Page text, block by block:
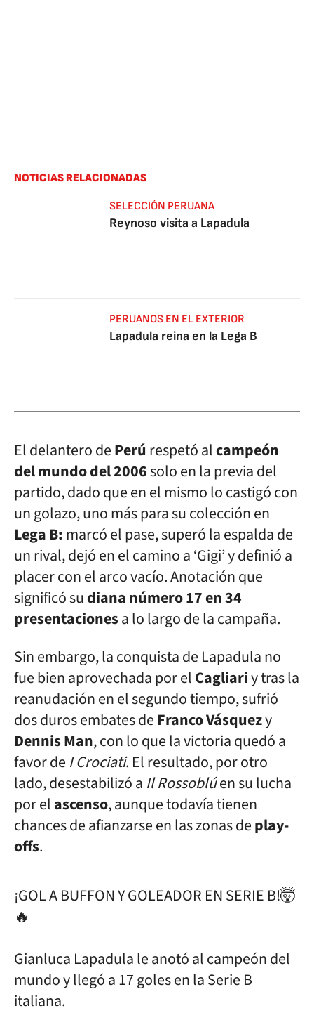
NOTICIAS RELACIONADAS
SELECCIÓN PERUANA
Reynoso visita a Lapadula
PERUANOS EN EL EXTERIOR
Lapadula reina en la Lega B
El delantero dePerú respetó alcampeón
del mundo del 2006solo en la previa del
partido, dado que en el mismo lo castigó con
un golazo, uno más para su colección en
Lega B:marcó el pase, superó la espalda de
un rival, dejó en el camino a ‘Gigi’ y definió a
placer con el arco vacío. Anotación que
significó sudiana número 17 en 34
presentacionesa lo largo de la campaña.
Sin embargo, la conquista de Lapadula no
fue bien aprovechada por elCagliariy tras la
reanudación en el segundo tiempo, sufrió
dos duros embates deFranco Vásquezy
Dennis Man, con lo que la victoria quedó a
favor de I Crociati. El resultado, por otro
lado, desestabilizó a Il Rossoblúen su lucha
por elascenso, aunque todavía tienen
chances de afianzarse en las zonas deplay-
offs.
¡GOL A BUFFON Y GOLEADOR EN SERIE B!🤯
🔥
Gianluca Lapadula le anotó al campeón del
mundo y llegó a 17 goles en la Serie B
italiana.